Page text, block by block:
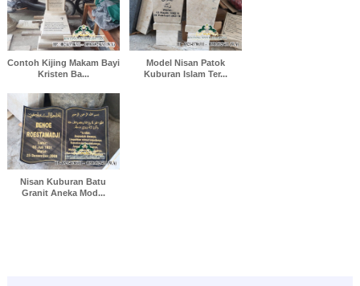
Contoh Kijing Makam Bayi
Kristen Ba...
Model Nisan Patok
Kuburan Islam Ter...
Nisan Kuburan Batu
Granit Aneka Mod...